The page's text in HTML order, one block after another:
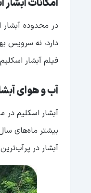
امکانات
در محدوده آبشار
دارد، نه سرویس
فیلم آبشار
آب و هوای
آبشار اسکلیم در
بیشتر ماه‌های
آبشار در